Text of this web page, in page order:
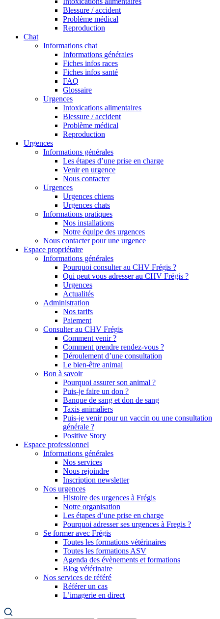
Blessure / accident
Problème médical
Reproduction
Chat
Informations chat
Informations générales
Fiches infos races
Fiches infos santé
FAQ
Glossaire
Urgences
Intoxications alimentaires
Blessure / accident
Problème médical
Reproduction
Urgences
Informations générales
Les étapes d’une prise en charge
Venir en urgence
Nous contacter
Urgences
Urgences chiens
Urgences chats
Informations pratiques
Nos installations
Notre équipe des urgences
Nous contacter pour une urgence
Espace propriétaire
Informations générales
Pourquoi consulter au CHV Frégis ?
Qui peut vous adresser au CHV Frégis ?
Urgences
Actualités
Administration
Nos tarifs
Paiement
Consulter au CHV Frégis
Comment venir ?
Comment prendre rendez-vous ?
Déroulement d’une consultation
Le bien-être animal
Bon à savoir
Pourquoi assurer son animal ?
Puis-je faire un don ?
Banque de sang et don de sang
Taxis animaliers
Puis-je venir pour un vaccin ou une consultation
générale ?
Positive Story
Espace professionnel
Informations générales
Nos services
Nous rejoindre
Inscription newsletter
Nos urgences
Histoire des urgences à Frégis
Notre organisation
Les étapes d’une prise en charge
Pourquoi adresser ses urgences à Fregis ?
Se former avec Frégis
Toutes les formations vétérinaires
Toutes les formations ASV
Agenda des évènements et formations
Blog vétérinaire
Nos services de référé
Référer un cas
L’imagerie en direct